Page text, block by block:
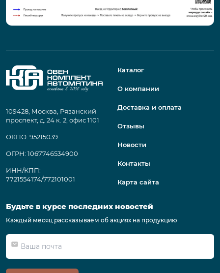
109428, Москва, Рязанский
проспект, д. 24 к. 2, офис 1101
ОКПО: 95215039
ОГРН: 1067746534900
ИНН/КПП:
7721554174/772101001
Каталог
О компании
Доставка и оплата
Отзывы
Новости
Контакты
Карта сайта
Будьте в курсе последних новостей
Каждый месяц рассказываем об акциях на продукцию